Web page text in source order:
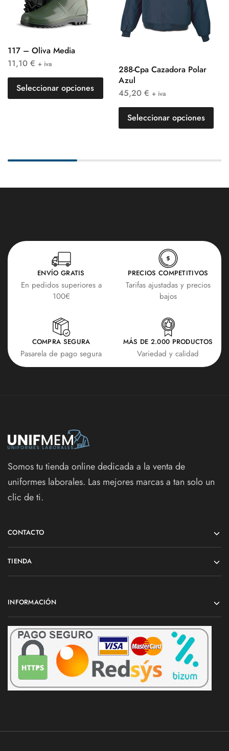
117 – Oliva Media
11,10 € + iva
Seleccionar opciones
288-Cpa Cazadora Polar
Azul
45,20 € + iva
Seleccionar opciones
ENVÍO GRATIS
En pedidos superiores a
100€
PRECIOS COMPETITIVOS
Tarifas ajustadas y precios
bajos
COMPRA SEGURA
Pasarela de pago segura
MÁS DE 2.000 PRODUCTOS
Variedad y calidad
Somos tu tienda online dedicada a la venta de
uniformes laborales. Las mejores marcas a tan solo un
clic de ti.
CONTACTO
TIENDA
INFORMACIÓN